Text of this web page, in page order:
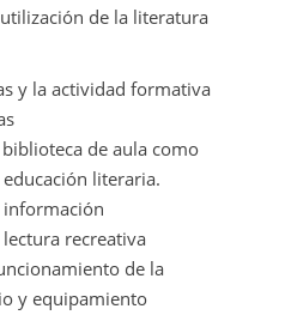
de la literatura
y la actividad formativa
de aula como
literaria.
recreativa
de la
y equipamiento